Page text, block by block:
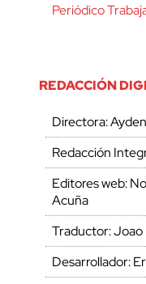
Periódico
REDACCIÓN
Directora:
Redacción
Editores web:
Acuña
Traductor: Joao
Desarrollador: